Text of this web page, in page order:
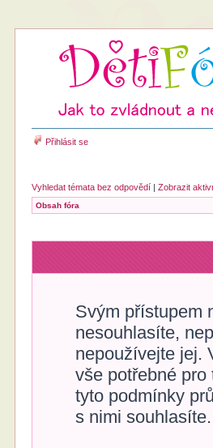
Přihlásit se
Vyhledat témata bez odpovědí |Zobrazit
Obsah fóra
Svým přístupem
nesouhlasíte,
nepoužívejte jej.
vše potřebné
tyto podmínky
s nimi souhlasíte.